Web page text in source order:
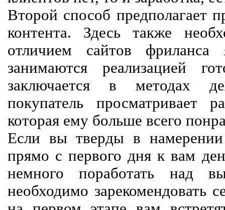
Второй способ предполагает
контента. Здесь также
отличием сайтов
занимаются реализацией
заключается в методах
покупатель просматривает
которая ему больше всего
Если вы тверды в
прямо с первого дня к вам
немного поработать над
необходимо зарекомендовать